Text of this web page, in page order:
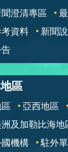
澄清專區
資料
新聞
區
亞西地區
及加勒比海地
機構
駐外